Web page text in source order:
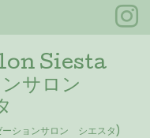
Siesta
サロン
ョンサロン シエスタ)